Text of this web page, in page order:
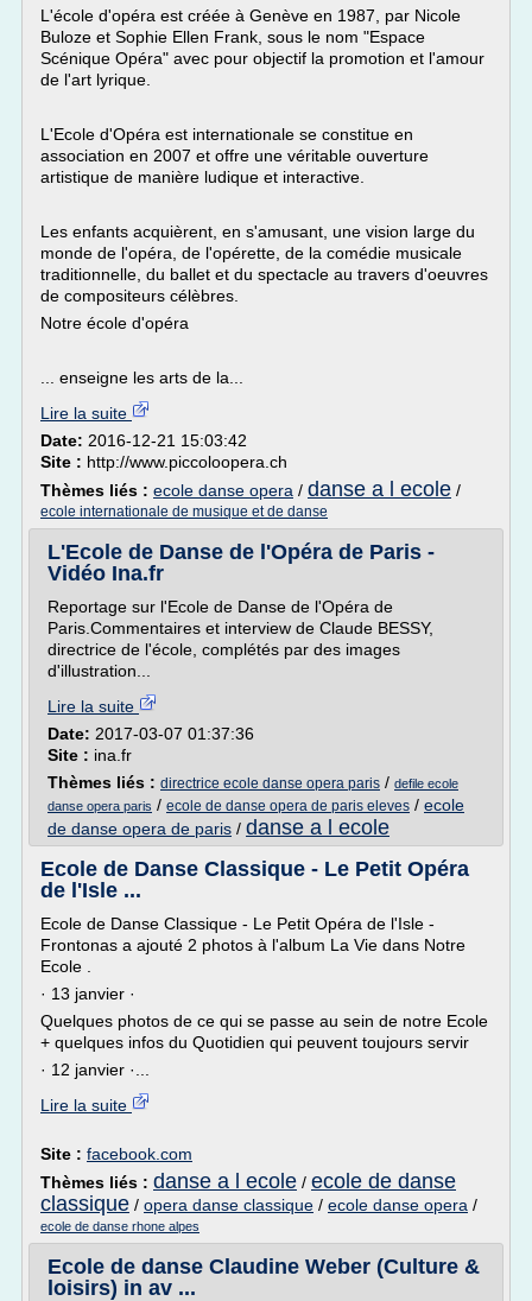
L'école d'opéra est créée à Genève en 1987, par Nicole
Buloze et Sophie Ellen Frank, sous le nom "Espace
Scénique Opéra" avec pour objectif la promotion et l'amour
de l'art lyrique.
L'Ecole d'Opéra est internationale se constitue en
association en 2007 et offre une véritable ouverture
artistique de manière ludique et interactive.
Les enfants acquièrent, en s'amusant, une vision large du
monde de l'opéra, de l'opérette, de la comédie musicale
traditionnelle, du ballet et du spectacle au travers d'oeuvres
de compositeurs célèbres.
Notre école d'opéra
... enseigne les arts de la...
Lire la suite
Date: 2016-12-21 15:03:42
Site : http://www.piccoloopera.ch
Thèmes liés : ecole danse opera / danse a l ecole /
ecole internationale de musique et de danse
L'Ecole de Danse de l'Opéra de Paris -
Vidéo Ina.fr
Reportage sur l'Ecole de Danse de l'Opéra de
Paris.Commentaires et interview de Claude BESSY,
directrice de l'école, complétés par des images
d'illustration...
Lire la suite
Date: 2017-03-07 01:37:36
Site : ina.fr
Thèmes liés : directrice ecole danse opera paris / defile ecole
danse opera paris / ecole de danse opera de paris eleves / ecole
de danse opera de paris / danse a l ecole
Ecole de Danse Classique - Le Petit Opéra
de l'Isle ...
Ecole de Danse Classique - Le Petit Opéra de l'Isle -
Frontonas a ajouté 2 photos à l'album La Vie dans Notre
Ecole .
· 13 janvier ·
Quelques photos de ce qui se passe au sein de notre Ecole
+ quelques infos du Quotidien qui peuvent toujours servir
· 12 janvier ·...
Lire la suite
Site : facebook.com
Thèmes liés : danse a l ecole / ecole de danse
classique / opera danse classique / ecole danse opera /
ecole de danse rhone alpes
Ecole de danse Claudine Weber (Culture &
loisirs) in av ...